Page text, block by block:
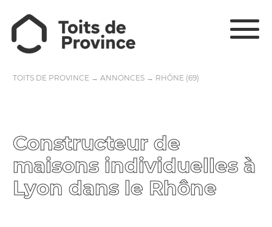
TOITS DE PROVINCE → ANNONCES → RHÔNE (69)
Constructeur de
maisons individuelles à
Lyon dans le Rhône